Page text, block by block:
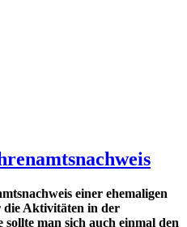
einer ehemaligen
Aktivitäten in der
man sich auch einmal den